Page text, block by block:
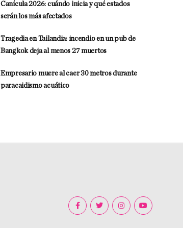
Canícula 2026: cuándo inicia y qué estados
serán los más afectados
Tragedia en Tailandia: incendio en un pub de
Bangkok deja al menos 27 muertos
Empresario muere al caer 30 metros durante
paracaidismo acuático